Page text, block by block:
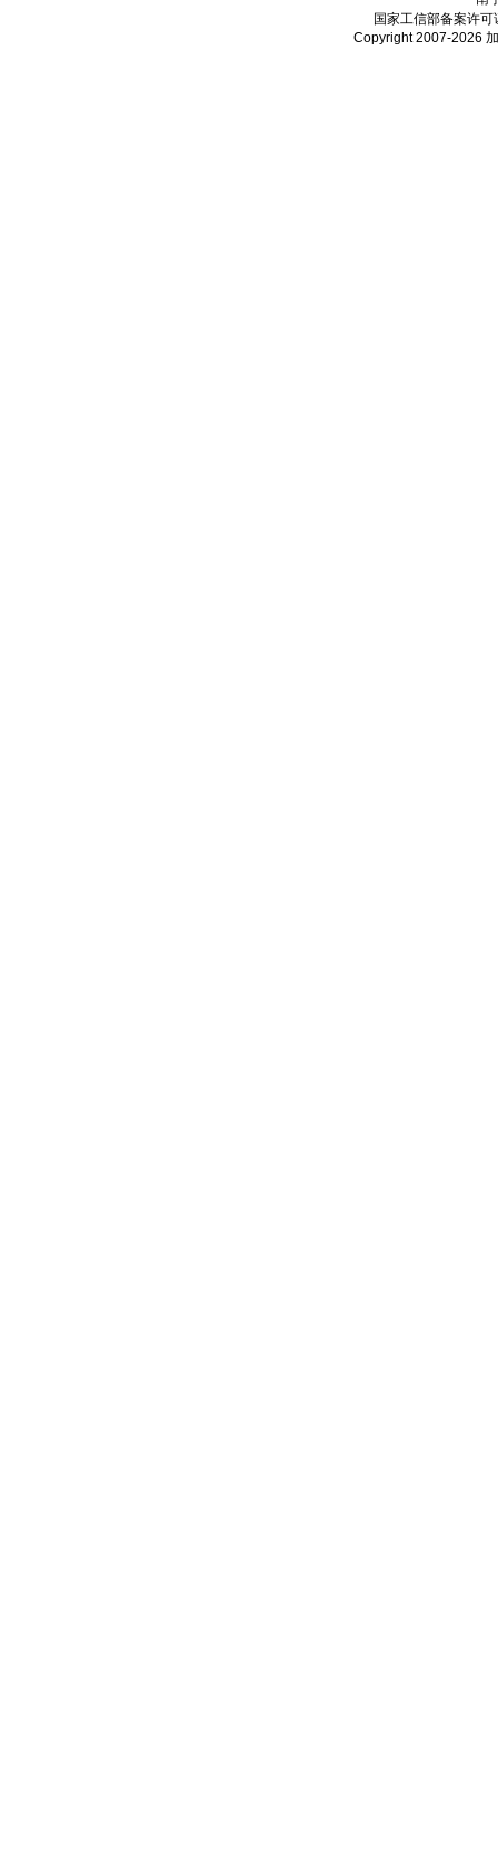
国家工信部备案许可
Copyright 2007-2026